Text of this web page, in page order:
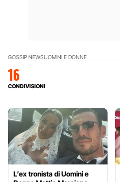
GOSSIP NEWSUOMINI E DONNE
16
CONDIVISIONI
L’ex tronista di Uomini e